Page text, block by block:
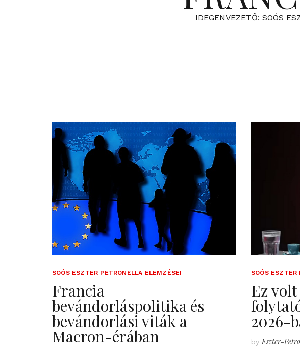
IDEGENVEZETŐ: SOÓS
SOÓS ESZTER PETRONELLA ELEMZÉSEI
Francia
bevándorláspolitika és
bevándorlási viták a
Macron-érában
SOÓS ESZTER
Ez volt
2026-
by Eszter-